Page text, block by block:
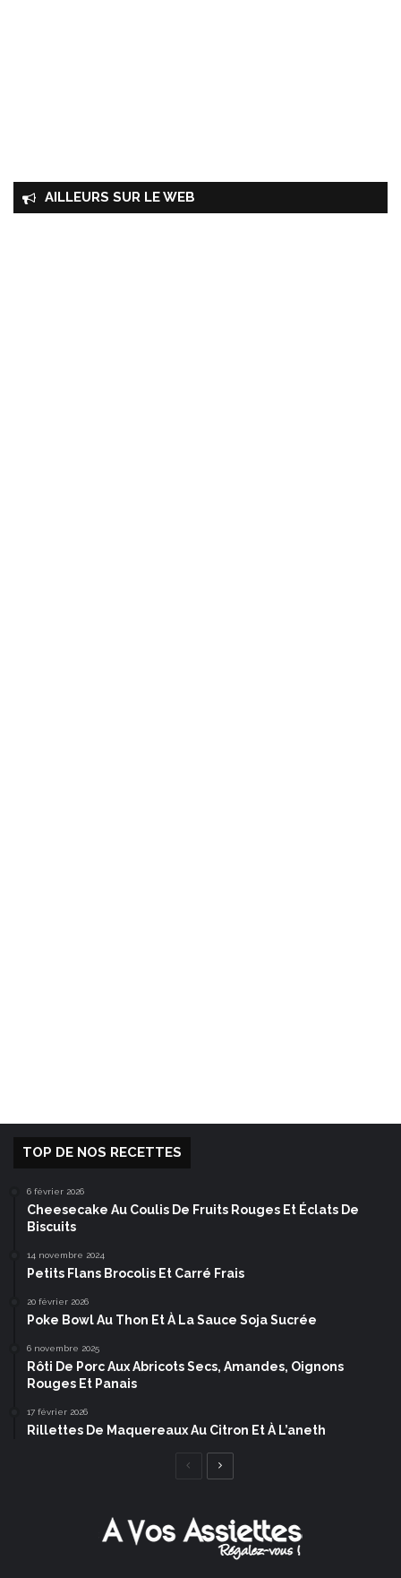
AILLEURS SUR LE WEB
TOP DE NOS RECETTES
6 février 2026
Cheesecake Au Coulis De Fruits Rouges Et Éclats De
Biscuits
14 novembre 2024
Petits Flans Brocolis Et Carré Frais
20 février 2026
Poke Bowl Au Thon Et À La Sauce Soja Sucrée
6 novembre 2025
Rôti De Porc Aux Abricots Secs, Amandes, Oignons
Rouges Et Panais
17 février 2026
Rillettes De Maquereaux Au Citron Et À L’aneth
Page